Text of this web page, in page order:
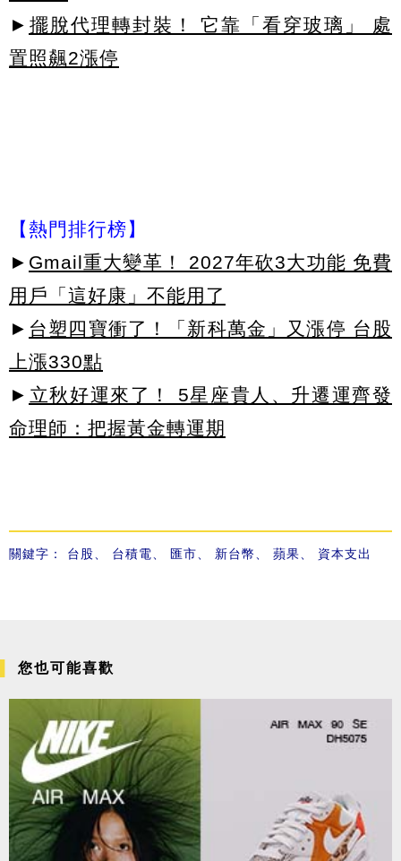
► 擺脫代理轉封裝！ 它靠「看穿玻璃」 處
置照飆2漲停
【熱門排行榜】
► Gmail重大變革！ 2027年砍3大功能 免費
用戶「這好康」不能用了
► 台塑四寶衝了！「新科萬金」又漲停 台股
上漲330點
► 立秋好運來了！ 5星座貴人、升遷運齊發
命理師：把握黃金轉運期
關鍵字： 台股、 台積電、 匯市、 新台幣、 蘋果、 資本支出
您也可能喜歡